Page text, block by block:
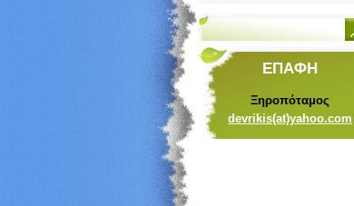
ΕΠΑΦΉ
Ξηροπόταμος
devrikis(at)yahoo.com